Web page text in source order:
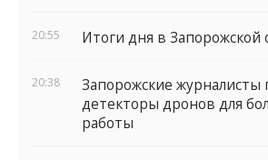
20:55 Итоги дня в Запорожской
20:38
Запорожские журналисты
детекторы дронов для
работы